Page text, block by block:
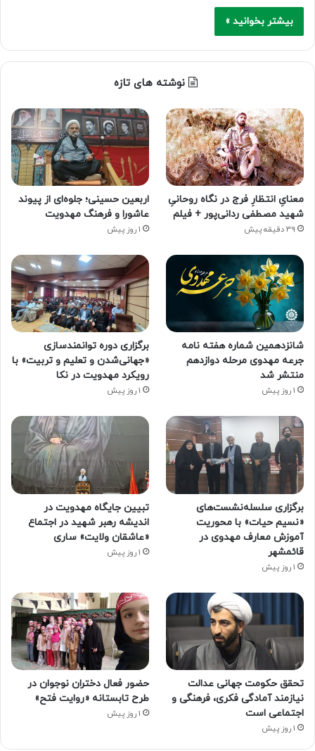
بیشتر بخوانید »
نوشته های تازه
معنایِ انتظارِ فرج در نگاه روحانیِ
شهید مصطفی ردانی‌پور + فیلم
39 دقیقه پیش
اربعین حسینی؛ جلوه‌ای از پیوند
عاشورا و فرهنگ مهدویت
1 روز پیش
شانزدهمین شماره هفته‌ نامه
جرعه مهدوی مرحله دوازدهم
منتشر شد
1 روز پیش
برگزاری دوره توانمندسازی
«جهانی‌شدن و تعلیم و تربیت» با
رویکرد مهدویت در نکا
1 روز پیش
برگزاری سلسله‌نشست‌های
«نسیم حیات» با محوریت
آموزش معارف مهدوی در
قائمشهر
1 روز پیش
تبیین جایگاه مهدویت در
اندیشه رهبر شهید در اجتماع
«عاشقان ولایت» ساری
1 روز پیش
تحقق حکومت جهانی عدالت
نیازمند آمادگی فکری، فرهنگی و
اجتماعی است
1 روز پیش
حضور فعال دختران نوجوان در
طرح تابستانه «روایت فتح»
1 روز پیش